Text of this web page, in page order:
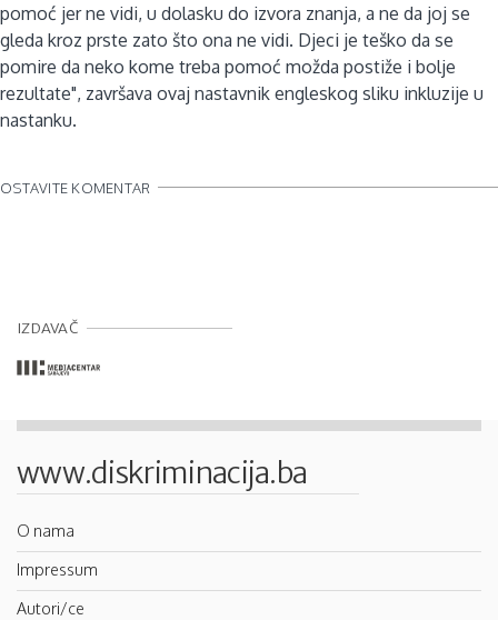
pomoć jer ne vidi, u dolasku do izvora znanja, a ne da joj se
gleda kroz prste zato što ona ne vidi. Djeci je teško da se
pomire da neko kome treba pomoć možda postiže i bolje
rezultate", završava ovaj nastavnik engleskog sliku inkluzije u
nastanku.
OSTAVITE KOMENTAR
IZDAVAČ
www.diskriminacija.ba
O nama
Impressum
Autori/ce